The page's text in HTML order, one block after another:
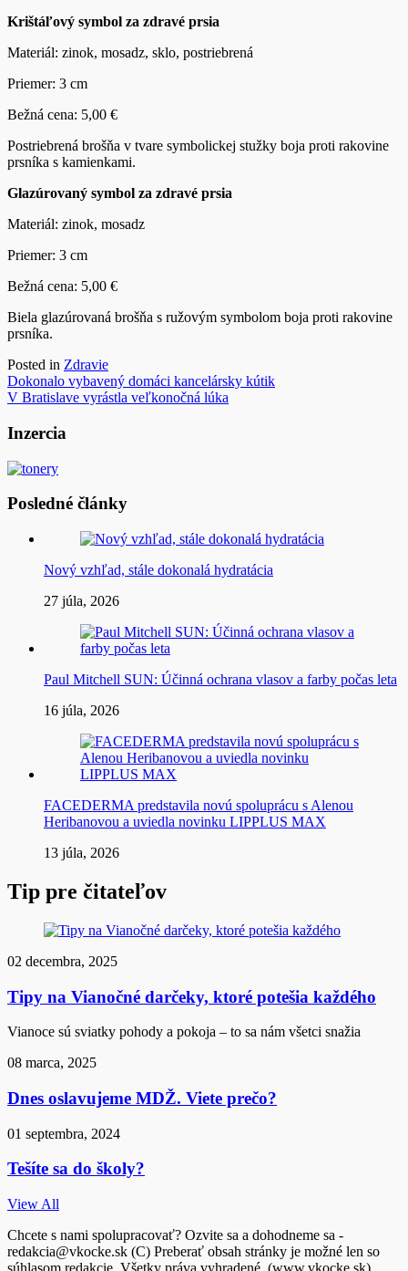
Krištáľový symbol za zdravé prsia
Materiál: zinok, mosadz, sklo, postriebrená
Priemer: 3 cm
Bežná cena: 5,00 €
Postriebrená brošňa v tvare symbolickej stužky boja proti rakovine
prsníka s kamienkami.
Glazúrovaný symbol za zdravé prsia
Materiál: zinok, mosadz
Priemer: 3 cm
Bežná cena: 5,00 €
Biela glazúrovaná brošňa s ružovým symbolom boja proti rakovine
prsníka.
Posted in Zdravie
Navigácia
v
článku
Dokonalo vybavený domáci kancelársky kútik
V Bratislave vyrástla veľkonočná lúka
Inzercia
Posledné články
Nový vzhľad, stále dokonalá hydratácia
27 júla, 2026
Paul Mitchell SUN: Účinná ochrana vlasov a farby počas leta
16 júla, 2026
FACEDERMA predstavila novú spoluprácu s Alenou
Heribanovou a uviedla novinku LIPPLUS MAX
13 júla, 2026
Tip pre čitateľov
02 decembra, 2025
Tipy na Vianočné darčeky, ktoré potešia každého
Vianoce sú sviatky pohody a pokoja – to sa nám všetci snažia
08 marca, 2025
Dnes oslavujeme MDŽ. Viete prečo?
01 septembra, 2024
Tešíte sa do školy?
View All
Chcete s nami spolupracovať? Ozvite sa a dohodneme sa -
redakcia@vkocke.sk (C) Preberať obsah stránky je možné len so